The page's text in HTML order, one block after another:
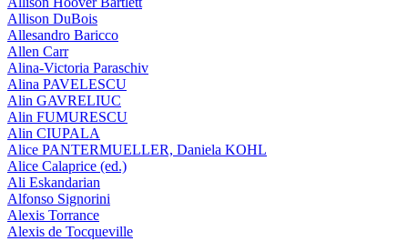
Allison DuBois
Allesandro Baricco
Allen Carr
Alina-Victoria Paraschiv
Alina PAVELESCU
Alin GAVRELIUC
Alin FUMURESCU
Alin CIUPALA
Alice PANTERMUELLER, Daniela KOHL
Alice Calaprice (ed.)
Ali Eskandarian
Alfonso Signorini
Alexis Torrance
Alexis de Tocqueville